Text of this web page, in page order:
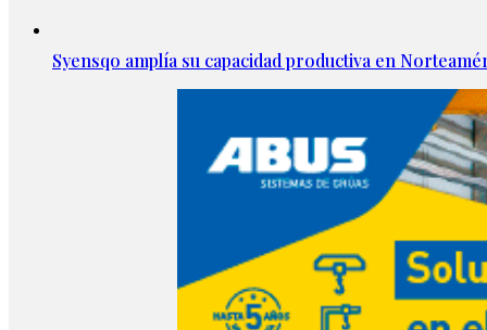
Syensqo amplía su capacidad productiva en